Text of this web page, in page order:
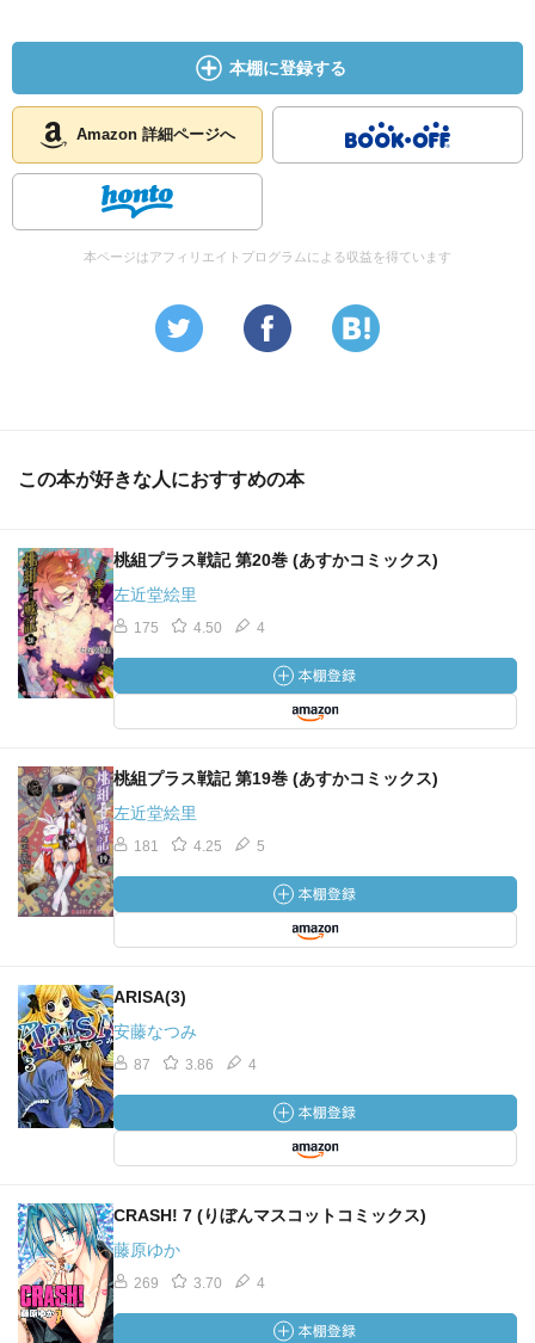
本棚に登録する
Amazon 詳細ページへ
本ページはアフィリエイトプログラムによる収益を得ています
この本が好きな人におすすめの本
桃組プラス戦記 第20巻 (あすかコミックス)
左近堂絵里
175 4.50 4
桃組プラス戦記 第19巻 (あすかコミックス)
左近堂絵里
181 4.25 5
ARISA(3)
安藤なつみ
87 3.86 4
CRASH! 7 (りぼんマスコットコミックス)
藤原ゆか
269 3.70 4